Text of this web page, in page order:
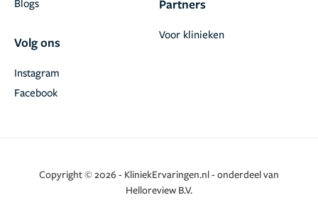
Volg ons
Facebook
Instagram
Partners
Voor klinieken
Copyright © 2026 - KliniekErvaringen.nl - onderdeel van
Helloreview B.V.